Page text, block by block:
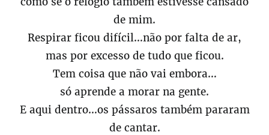
de mim.
Respirar ficou difícil…não por falta de ar,
mas por excesso de tudo que ficou.
Tem coisa que não vai embora…
só aprende a morar na gente.
E aqui dentro…os pássaros também pararam
de cantar.